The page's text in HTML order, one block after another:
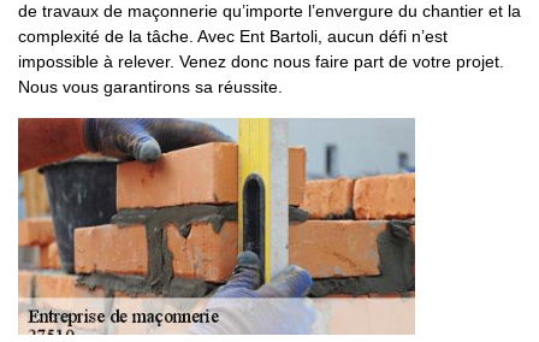
de travaux de maçonnerie qu’importe l’envergure du chantier et la
complexité de la tâche. Avec Ent Bartoli, aucun défi n’est
impossible à relever. Venez donc nous faire part de votre projet.
Nous vous garantirons sa réussite.